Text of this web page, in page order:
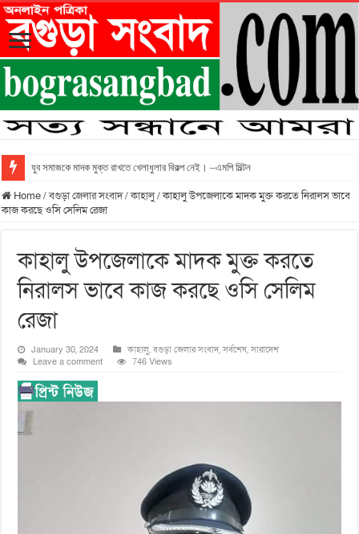
যুব সমাজকে মাদক মুক্ত রাখতে খেলাধুলার বিকল্প নেই। –এমপি মিল্টন
Home/বগুড়া জেলার সংবাদ/কাহালু/কাহালু উপজেলাকে মাদক মুক্ত করতে নিরালস ভাবে
কাজ করছে ওসি সেলিম রেজা
কাহালু উপজেলাকে মাদক মুক্ত করতে
নিরালস ভাবে কাজ করছে ওসি সেলিম
রেজা
January 30, 2024 কাহালু,বগুড়া জেলার সংবাদ,সর্বশেষ,সারাদেশ
Leave a comment
746 Views